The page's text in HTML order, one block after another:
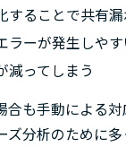
することで共有
ラーが発生しやす
減ってしまう
合も手動による
分析のために多